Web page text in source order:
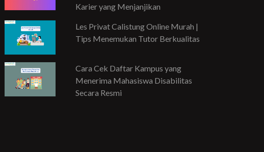
Karier yang Menjanjikan
Les Privat Calistung Online Murah |
Tips Menemukan Tutor Berkualitas
Cara Cek Daftar Kampus yang
Menerima Mahasiswa Disabilitas
Secara Resmi